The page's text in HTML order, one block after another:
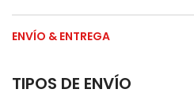
ENVÍO & ENTREGA
TIPOS DE ENVÍO